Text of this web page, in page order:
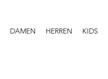
DAMEN HERREN KIDS